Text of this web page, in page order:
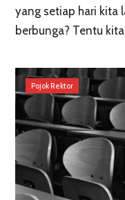
yang setiap hari kita
berbunga? Tentu
Pojok Rektor